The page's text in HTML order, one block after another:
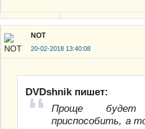
NOT
20-02-2018 13:40:08
DVDshnik пишет:
Проще будет
приспособить, а